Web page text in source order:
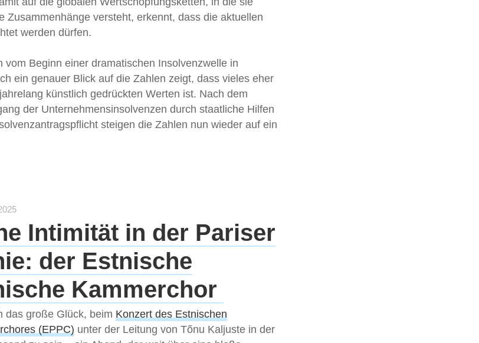
Zusammenhänge versteht, erkennt, dass die aktuellen
werden dürfen.
vom Beginn einer dramatischen Insolvenzwelle in
ein genauer Blick auf die Zahlen zeigt, dass vieles eher
künstlich gedrückten Werten ist. Nach dem
der Unternehmensinsolvenzen durch staatliche Hilfen
steigen die Zahlen nun wieder auf ein
Intimität in der Pariser
der Estnische
Kammerchor
das große Glück, beim Konzert des Estnischen
(EPPC) unter der Leitung von Tõnu Kaljuste in der